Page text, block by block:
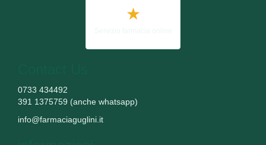
★
0733 434492
391 1375759 (anche whatsapp)
info@farmaciaguglini.it